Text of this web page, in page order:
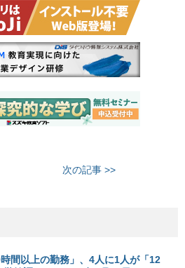
次の記事 >>
間以上の勤務」、4人に1人が「12